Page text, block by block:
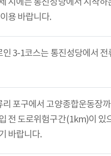
용 바랍니다.
3-1코스는 통진성당에서 전
리 포구에서 고양종합운동장
전 도로위험구간(1km)이 있
바랍니다.